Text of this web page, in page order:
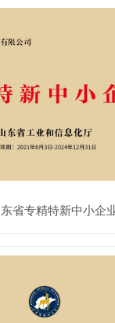
省专精特新中小企